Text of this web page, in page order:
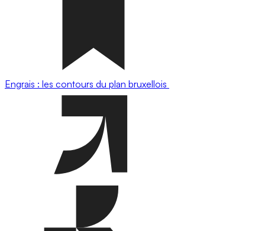
Engrais : les contours du plan bruxellois